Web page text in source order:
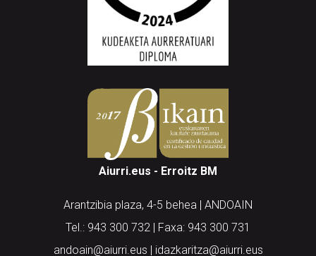
Aiurri.eus - Erroitz BM
Arantzibia plaza, 4-5 behea | ANDOAIN
Tel.: 943 300 732 | Faxa: 943 300 731
andoain@aiurri.eus | idazkaritza@aiurri.eus